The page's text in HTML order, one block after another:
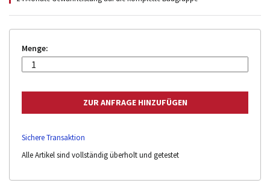
Menge:
Sichere Transaktion
Alle Artikel sind vollständig überholt und getestet